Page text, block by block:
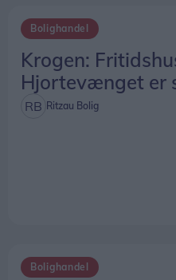
Bolighandel
Krogen:
Hjortevænget er
Ritzau Bolig
Bolighandel